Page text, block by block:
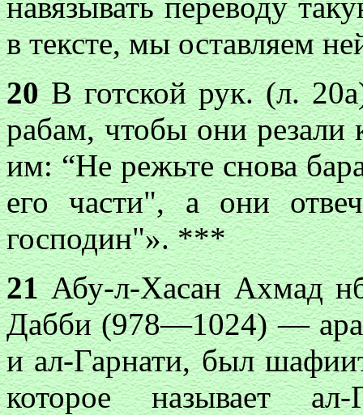
в тексте, мы оставляем
20В готской рук. (л.
рабам, чтобы они резали
им: “Не режьте снова
его части", а они
господин"». ***
21Абу-л-Хасан Ахмад
Дабби (978—1024) —
и ал-Гарнати, был
которое называет